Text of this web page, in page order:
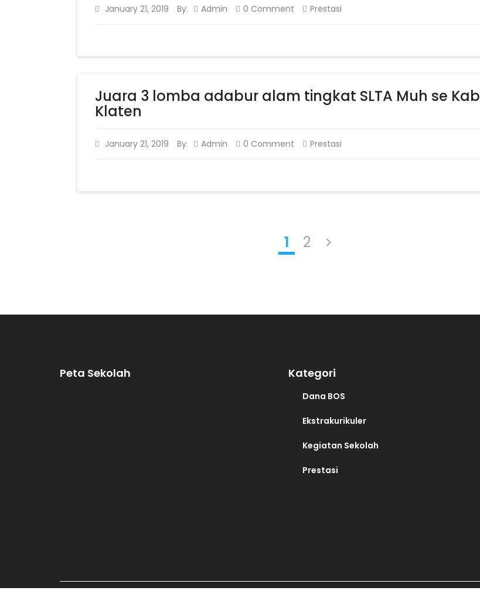
January 21, 2019 By: Admin 0 Comment Prestasi
Juara 3 lomba adabur alam tingkat SLTA Muh se Kab
Klaten
January 21, 2019 By: Admin 0 Comment Prestasi
1 2 >
Peta Sekolah Kategori
Dana BOS
Ekstrakurikuler
Kegiatan Sekolah
Prestasi